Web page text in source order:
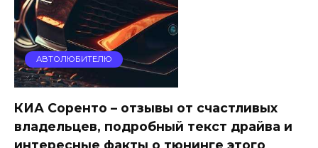
АВТОЛЮБИТЕЛЮ
КИА Соренто – отзывы от счастливых
владельцев, подробный текст драйва и
интересные факты о тюнинге этого